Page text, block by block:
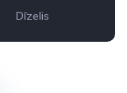
Dīzelis